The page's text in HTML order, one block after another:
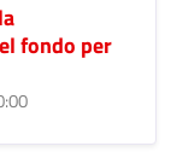
fondo per